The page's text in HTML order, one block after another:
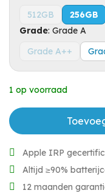
512GB
256GB
Grade: Grade A
Grade A++
1 op voorraad
Apple IRP
Altijd ≥90%
12 maanden